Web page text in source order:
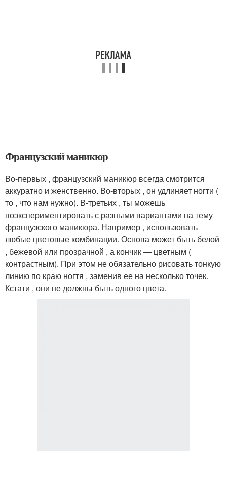
Французский маникюр
Во-первых , французский маникюр всегда смотрится
аккуратно и женственно. Во‑вторых , он удлиняет ногти (
то , что нам нужно). В-третьих , ты можешь
поэкспериментировать с разными вариантами на тему
французского маникюра. Например , использовать
любые цветовые комбинации. Основа может быть белой
, бежевой или прозрачной , а кончик — цветным (
контрастным). При этом не обязательно рисовать тонкую
линию по краю ногтя , заменив ее на несколько точек.
Кстати , они не должны быть одного цвета.